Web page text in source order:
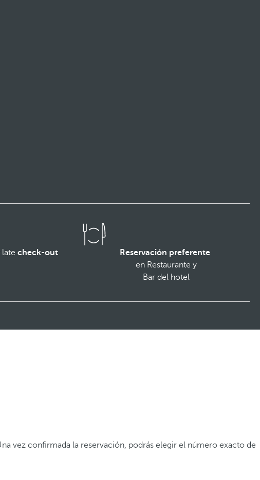
late check-out
Reservación preferente
en Restaurante y
Bar del hotel
vez confirmada la reservación, podrás elegir el número exacto de